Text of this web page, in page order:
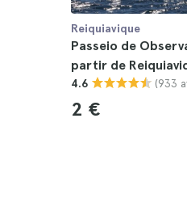
Reiquiavique
Passeio de
partir de
4.6 (933
2 €